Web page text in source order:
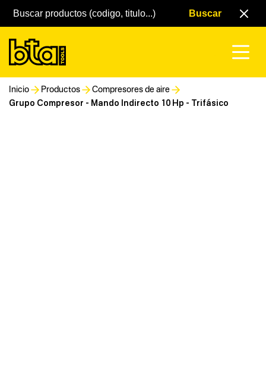
Inicio Productos Compresores de aire
Grupo Compresor - Mando Indirecto 10 Hp - Trifásico